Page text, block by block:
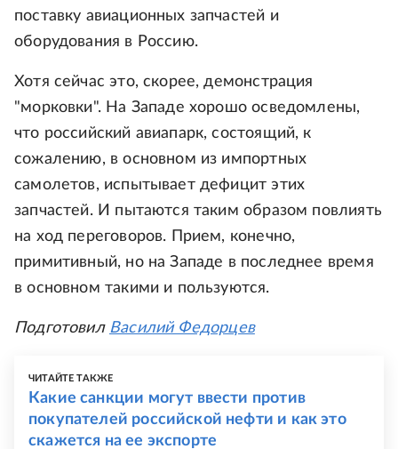
поставку авиационных запчастей и
оборудования в Россию.
Хотя сейчас это, скорее, демонстрация
"морковки". На Западе хорошо осведомлены,
что российский авиапарк, состоящий, к
сожалению, в основном из импортных
самолетов, испытывает дефицит этих
запчастей. И пытаются таким образом повлиять
на ход переговоров. Прием, конечно,
примитивный, но на Западе в последнее время
в основном такими и пользуются.
Подготовил Василий Федорцев
ЧИТАЙТЕ ТАКЖЕ
Какие санкции могут ввести против
покупателей российской нефти и как это
скажется на ее экспорте